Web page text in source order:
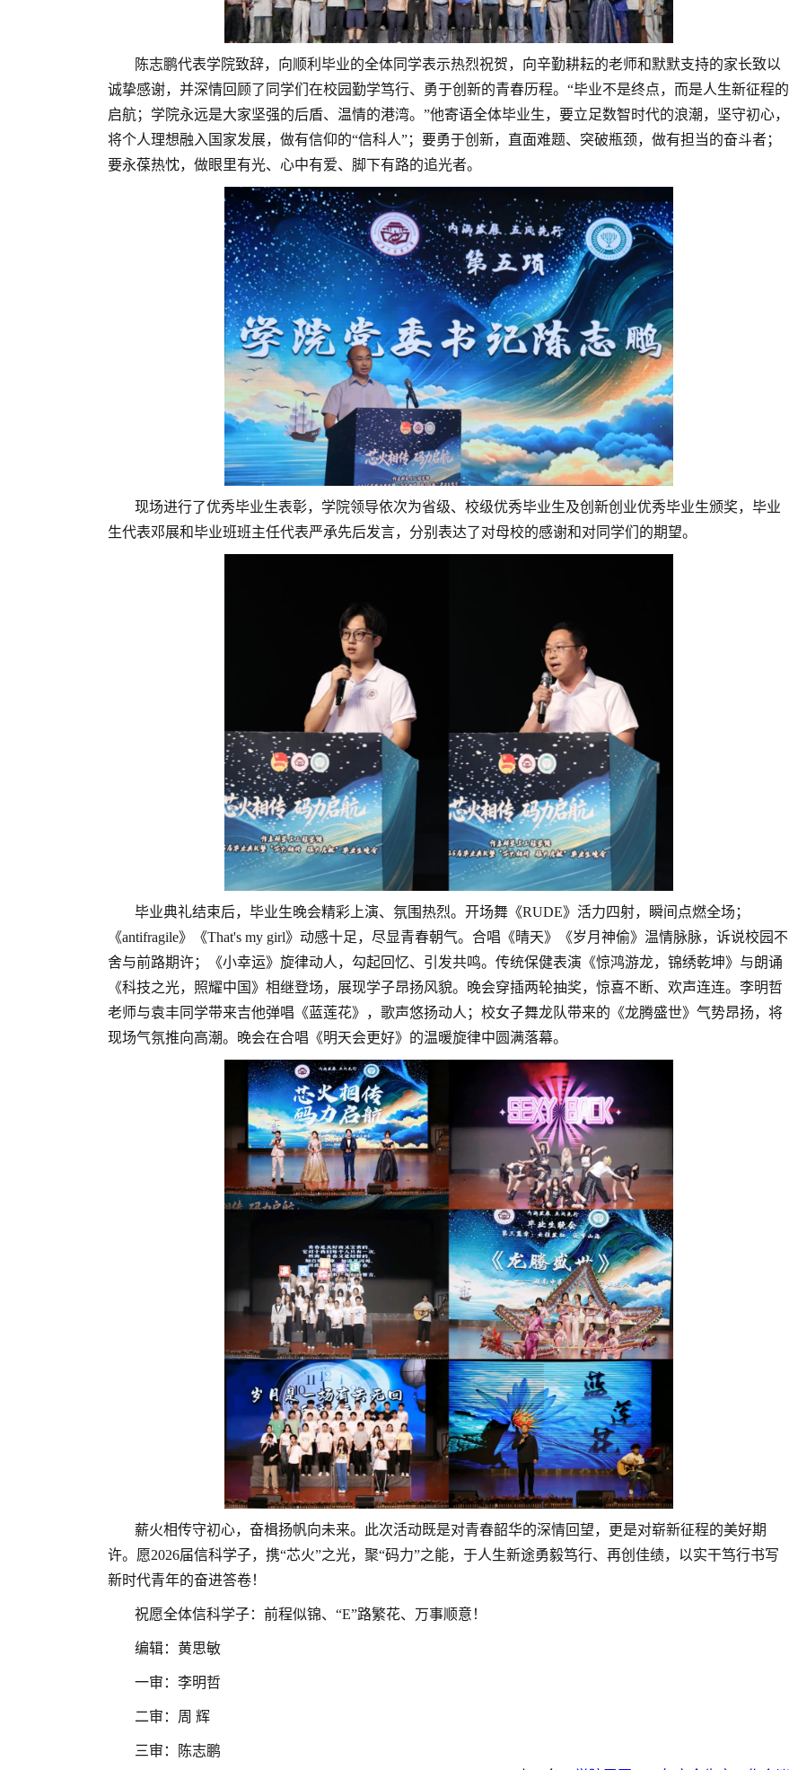
陈志鹏代表学院致辞，向顺利毕业的全体同学表示热烈祝贺，向辛勤耕耘的老师和默默支持的家长致以
诚挚感谢，并深情回顾了同学们在校园勤学笃行、勇于创新的青春历程。“毕业不是终点，而是人生新征程的
启航；学院永远是大家坚强的后盾、温情的港湾。”他寄语全体毕业生，要立足数智时代的浪潮，坚守初心，
将个人理想融入国家发展，做有信仰的“信科人”；要勇于创新，直面难题、突破瓶颈，做有担当的奋斗者；
要永葆热忱，做眼里有光、心中有爱、脚下有路的追光者。
现场进行了优秀毕业生表彰，学院领导依次为省级、校级优秀毕业生及创新创业优秀毕业生颁奖，毕业
生代表邓展和毕业班班主任代表严承先后发言，分别表达了对母校的感谢和对同学们的期望。
毕业典礼结束后，毕业生晚会精彩上演、氛围热烈。开场舞《RUDE》活力四射，瞬间点燃全场；
《antifragile》《That's my girl》动感十足，尽显青春朝气。合唱《晴天》《岁月神偷》温情脉脉，诉说校园不
舍与前路期许；《小幸运》旋律动人，勾起回忆、引发共鸣。传统保健表演《惊鸿游龙，锦绣乾坤》与朗诵
《科技之光，照耀中国》相继登场，展现学子昂扬风貌。晚会穿插两轮抽奖，惊喜不断、欢声连连。李明哲
老师与袁丰同学带来吉他弹唱《蓝莲花》，歌声悠扬动人；校女子舞龙队带来的《龙腾盛世》气势昂扬，将
现场气氛推向高潮。晚会在合唱《明天会更好》的温暖旋律中圆满落幕。
薪火相传守初心，奋楫扬帆向未来。此次活动既是对青春韶华的深情回望，更是对崭新征程的美好期
许。愿2026届信科学子，携“芯火”之光，聚“码力”之能，于人生新途勇毅笃行、再创佳绩，以实干笃行书写
新时代青年的奋进答卷！
祝愿全体信科学子：前程似锦、“E”路繁花、万事顺意！
编辑：黄思敏
一审：李明哲
二审：周 辉
三审：陈志鹏